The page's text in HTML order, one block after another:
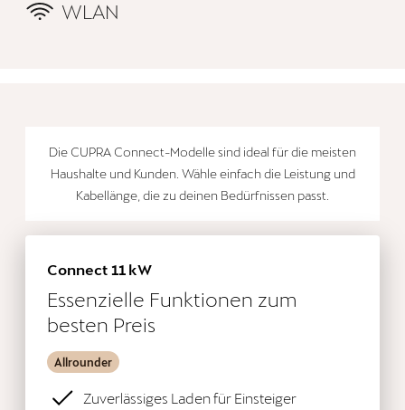
WLAN
Die CUPRA Connect-Modelle sind ideal für die meisten
Haushalte und Kunden. Wähle einfach die Leistung und
Kabellänge, die zu deinen Bedürfnissen passt.
Connect 11 kW
Essenzielle Funktionen zum
besten Preis
Allrounder
Zuverlässiges Laden für Einsteiger